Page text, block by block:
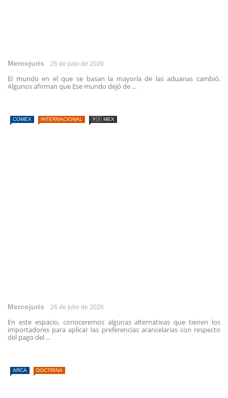
Mercojuris 26 de julio de 2026
El mundo en el que se basan la mayoría de las aduanas cambió.
Algunos afirman que Ese mundo dejó de ...
COMEX INTERNACIONAL 🇲🇽 MEX
Mercojuris 26 de julio de 2026
En este espacio, conoceremos algunas alternativas que tienen los
importadores para aplicar las preferencias arancelarias con respecto
del pago del ...
ARCA DOCTRINA